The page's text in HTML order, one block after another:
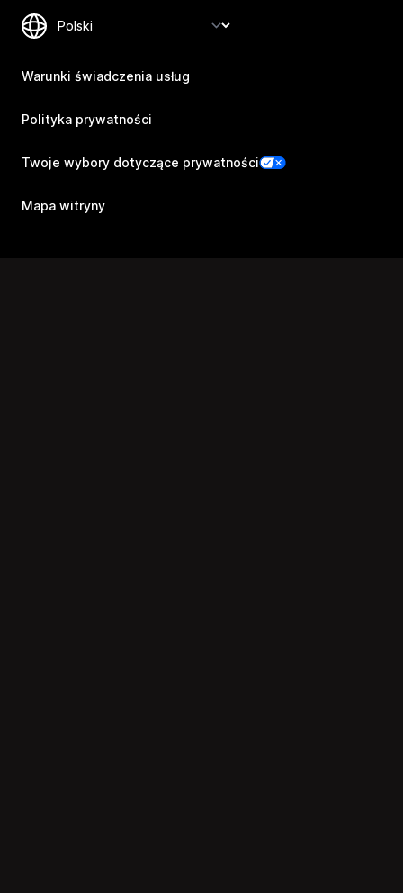
Warunki świadczenia usług
Polityka prywatności
Twoje wybory dotyczące prywatności
Mapa witryny